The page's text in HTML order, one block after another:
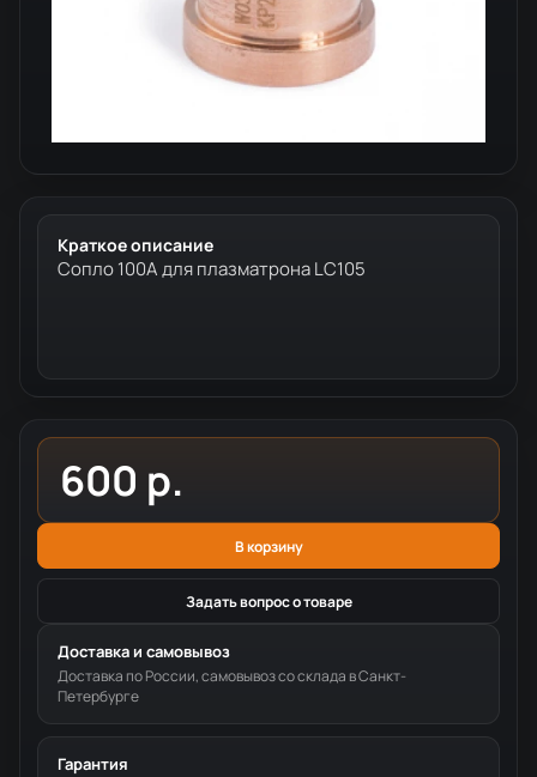
Краткое описание
Сопло 100А для плазматрона LC105
600 р.
В корзину
Задать вопрос о товаре
Доставка и самовывоз
Доставка по России, самовывоз со склада в Санкт-
Петербурге
Гарантия